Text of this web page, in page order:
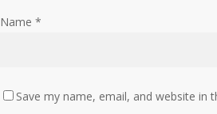
Name *
Save my name, email, and website